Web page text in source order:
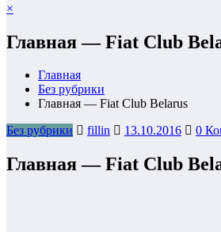
×
Главная — Fiat Club
Главная
Без рубрики
Главная — Fiat Club Belarus
Без рубрики
fillin 13.10.2016 0
Главная — Fiat Club